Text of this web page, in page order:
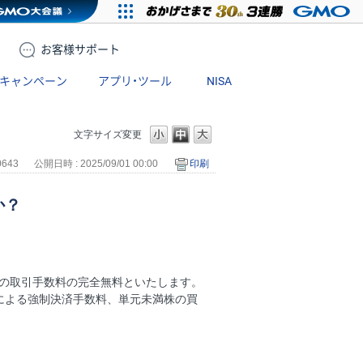
お客様サポート
キャンペーン アプリ・ツール NISA
文字サイズ変更
公開日時 : 2025/09/01 00:00 印刷
引手数料の完全無料といたします。
る強制決済手数料、単元未満株の買